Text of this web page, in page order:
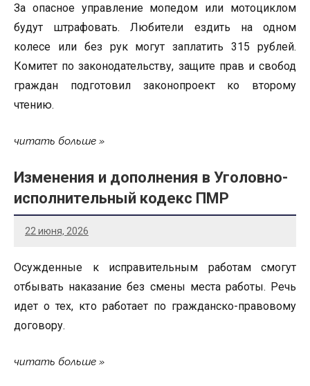
За опасное управление мопедом или мотоциклом
будут штрафовать. Любители ездить на одном
колесе или без рук могут заплатить 315 рублей.
Комитет по законодательству, защите прав и свобод
граждан подготовил законопроект ко второму
чтению.
читать больше
Изменения и дополнения в Уголовно-
исполнительный кодекс ПМР
22 июня, 2026
Осужденные к исправительным работам смогут
отбывать наказание без смены места работы. Речь
идет о тех, кто работает по гражданско-правовому
договору.
читать больше